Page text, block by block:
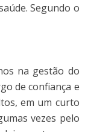
Segundo o
na gestão do
de confiança e
em um curto
vezes pelo